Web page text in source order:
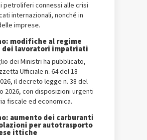
petroliferi connessi alle crisi
internazionali, nonché in
imprese.
modifiche al regime
dei lavoratori impatriati
dei Ministri ha pubblicato,
Ufficiale n. 64 del 18
il decreto legge n. 38 del
2026, con disposizioni urgenti
fiscale ed economica.
aumento dei carburanti
per autotrasporto
ittiche